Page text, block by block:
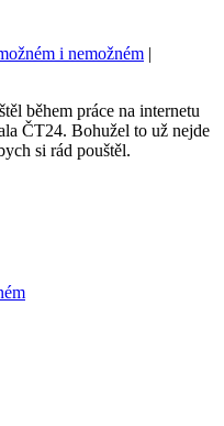
i nemožném |
během práce na internetu
ČT24. Bohužel to už nejde
si rád pouštěl.